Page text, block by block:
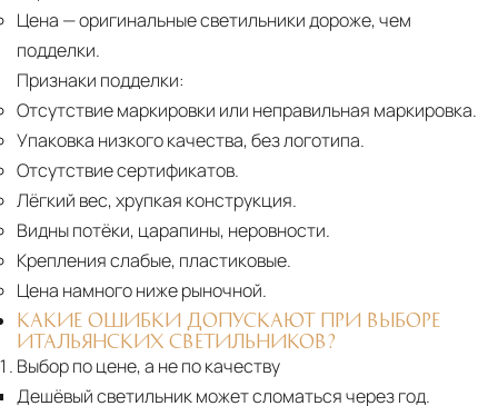
Цена — оригинальные светильники дороже, чем
подделки.
Признаки подделки:
Отсутствие маркировки или неправильная маркировка.
Упаковка низкого качества, без логотипа.
Отсутствие сертификатов.
Лёгкий вес, хрупкая конструкция.
Видны потёки, царапины, неровности.
Крепления слабые, пластиковые.
Цена намного ниже рыночной.
КАКИЕ ОШИБКИ ДОПУСКАЮТ ПРИ ВЫБОРЕ
ИТАЛЬЯНСКИХ СВЕТИЛЬНИКОВ?
Выбор по цене, а не по качеству
Дешёвый светильник может сломаться через год.